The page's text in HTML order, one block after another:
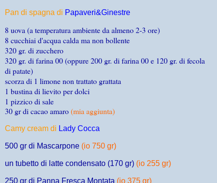
Pan di spagna di Papaveri&Ginestre
8 uova (a temperatura ambiente da almeno 2-3 ore)
8 cucchiai d'acqua calda ma non bollente
320 gr. di zucchero
320 gr. di farina 00 (oppure 200 gr. di farina 00 e 120 gr. di fecola
di patate)
scorza di 1 limone non trattato grattata
1 bustina di lievito per dolci
1 pizzico di sale
30 gr di cacao amaro(mia aggiunta)
Camy cream di Lady Cocca
500 gr di Mascarpone (io 750 gr)
un tubetto di latte condensato (170 gr) (io 255 gr)
250 gr di Panna Fresca Montata (io 375 gr)